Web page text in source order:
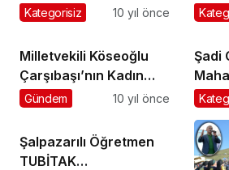
uğurladı
Kategorisiz 10 yıl önce
Milletvekili Köseoğlu
Çarşıbaşı’nın Kadın
Kaymakamı Beşikci’yi
Gündem 10 yıl önce
Şadi
Şalpazarılı Öğretmen
TUBİTAK